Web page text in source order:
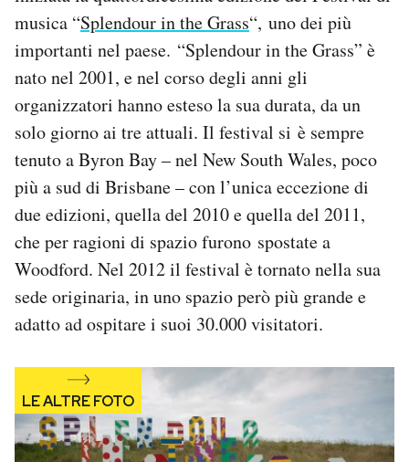
CALENDARIO
AREA PERSONALE
Area Personale
Newsletter
Notifiche mobile
Hai bisogno di aiuto?
Esci
musica “Splendour in the Grass“, uno dei più
importanti nel paese. “Splendour in the Grass” è
nato nel 2001, e nel corso degli anni gli
organizzatori hanno esteso la sua durata, da un
solo giorno ai tre attuali. Il festival si è sempre
tenuto a Byron Bay – nel New South Wales, poco
più a sud di Brisbane – con l’unica eccezione di
due edizioni, quella del 2010 e quella del 2011,
che per ragioni di spazio furono spostate a
Woodford. Nel 2012 il festival è tornato nella sua
sede originaria, in uno spazio però più grande e
adatto ad ospitare i suoi 30.000 visitatori.